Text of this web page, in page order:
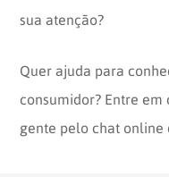
sua atenção?
Quer ajuda para
consumidor? Entre
gente pelo chat